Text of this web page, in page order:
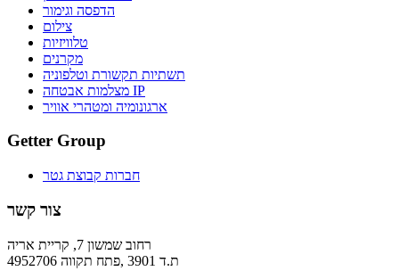
הדפסה וגימור
צילום
טלוויזיות
מקרנים
תשתיות תקשורת וטלפוניה
מצלמות אבטחה IP
ארגונומיה ומטהרי אוויר
Getter Group
חברות קבוצת גטר
צור קשר
רחוב שמשון 7, קריית אריה
ת.ד 3901 ,פתח תקווה 4952706